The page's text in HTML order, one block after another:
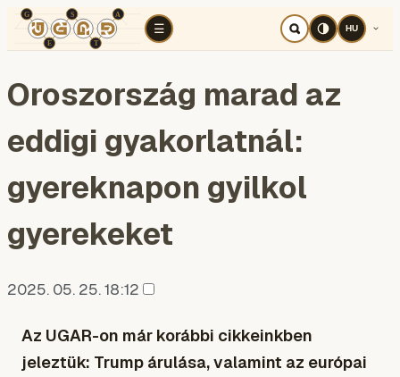
☰
TÉR KOGNITÍV HÁBORÚ
HU
Oroszország marad az
eddigi gyakorlatnál:
gyereknapon gyilkol
gyerekeket
2025. 05. 25. 18:12
Az UGAR-on már korábbi cikkeinkben
jeleztük: Trump árulása, valamint az európai